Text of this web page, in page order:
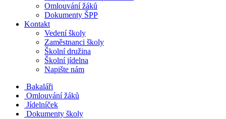
Omlouvání žáků
Dokumenty ŠPP
Kontakt
Vedení školy
Zaměstnanci školy
Školní družina
Školní jídelna
Napište nám
Bakaláři
Omlouvání žáků
Jídelníček
Dokumenty školy